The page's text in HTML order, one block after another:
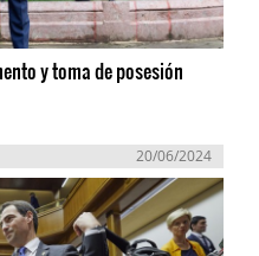
y toma de posesión
20/06/2024